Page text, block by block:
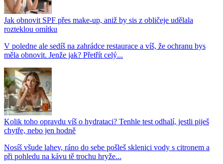
Jak obnovit SPF přes make-up, aniž by sis z obličeje udělala
rozteklou omítku
V poledne ale sedíš na zahrádce restaurace a víš, že ochranu bys
měla obnovit. Jenže jak? Přetřít celý...
Kolik toho opravdu víš o hydrataci? Tenhle test odhalí, jestli piješ
chytře, nebo jen hodně
Nosíš všude lahev, ráno do sebe pošleš sklenici vody s citronem a
při pohledu na kávu tě trochu hryže...